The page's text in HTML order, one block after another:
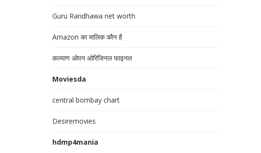
Guru Randhawa net worth
Amazon का मालिक कौन है
कल्याण ओपन ओरिजिनल फाइनल
Moviesda
central bombay chart
Desiremovies
hdmp4mania